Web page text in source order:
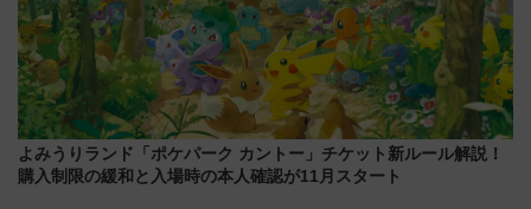
よみうりランド「ポケパーク カントー」チケット新ルール解説！
購入制限の緩和と入場時の本人確認が11月スタート